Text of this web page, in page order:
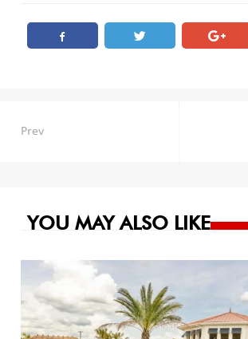
Navegación
Prev
YOU MAY ALSO LIKE